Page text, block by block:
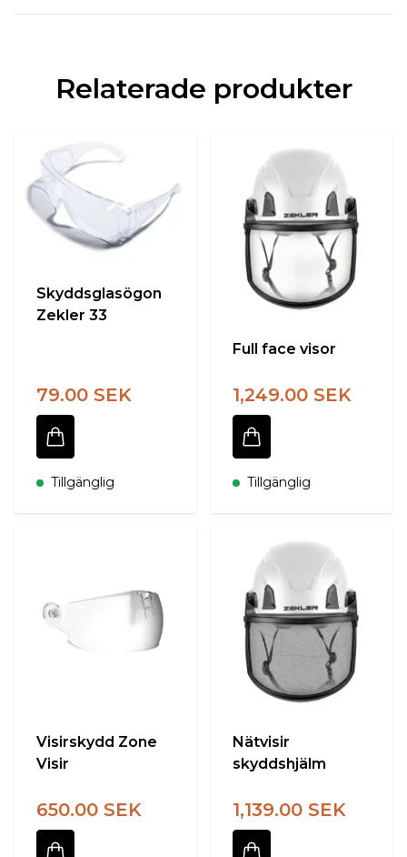
Relaterade produkter
Skyddsglasögon
Zekler 33
79.00 SEK
Tillgänglig
Full face visor
1,249.00 SEK
Tillgänglig
Visirskydd Zone
Visir
650.00 SEK
Nätvisir
skyddshjälm
1,139.00 SEK